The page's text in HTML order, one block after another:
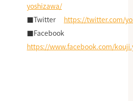
yoshizawa/
■Twitter https://twitter.com/
■Facebook
https://www.facebook.com/